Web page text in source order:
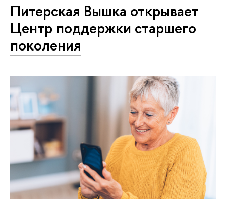
Питерская Вышка открывает
Центр поддержки старшего
поколения